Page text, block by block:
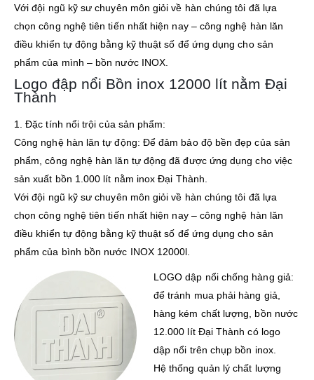
Với đội ngũ kỹ sư chuyên môn giỏi về hàn chúng tôi đã lựa
chọn công nghệ tiên tiến nhất hiện nay – công nghệ hàn lăn
điều khiển tự động bằng kỹ thuật số để ứng dụng cho sản
phẩm của mình – bồn nước INOX.
Logo đập nổi Bồn inox 12000 lít nằm Đại
Thành
1. Đặc tính nổi trội của sản phẩm:
Công nghệ hàn lăn tự động: Để đảm bảo độ bền đẹp của sản
phẩm, công nghệ hàn lăn tự động đã được ứng dụng cho việc
sản xuất bồn 1.000 lít nằm inox Đại Thành.
Với đội ngũ kỹ sư chuyên môn giỏi về hàn chúng tôi đã lựa
chọn công nghệ tiên tiến nhất hiện nay – công nghệ hàn lăn
điều khiển tự động bằng kỹ thuật số để ứng dụng cho sản
phẩm của bình bồn nước INOX 12000l.
LOGO dập nổi chống hàng giả:
để tránh mua phải hàng giả,
hàng kém chất lượng, bồn nước
12.000 lít Đại Thành có logo
dập nổi trên chụp bồn inox.
Hệ thống quản lý chất lượng